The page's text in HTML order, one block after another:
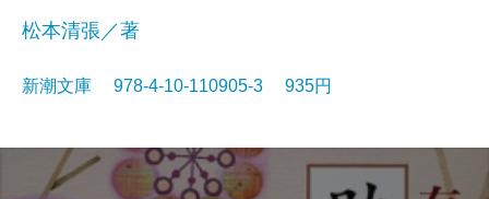
松本清張／著
新潮文庫 978-4-10-110905-3 935円